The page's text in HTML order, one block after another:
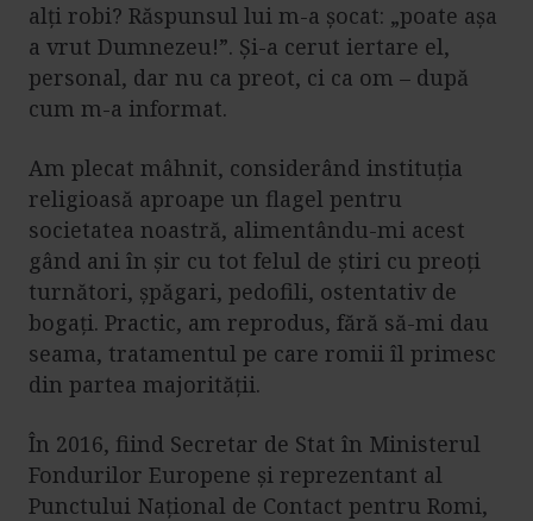
alți robi? Răspunsul lui m-a șocat: „poate așa
a vrut Dumnezeu!”. Și-a cerut iertare el,
personal, dar nu ca preot, ci ca om – după
cum m-a informat.
Am plecat mâhnit, considerând instituția
religioasă aproape un flagel pentru
societatea noastră, alimentându-mi acest
gând ani în șir cu tot felul de știri cu preoți
turnători, șpăgari, pedofili, ostentativ de
bogați. Practic, am reprodus, fără să-mi dau
seama, tratamentul pe care romii îl primesc
din partea majorității.
În 2016, fiind Secretar de Stat în Ministerul
Fondurilor Europene și reprezentant al
Punctului Național de Contact pentru Romi,